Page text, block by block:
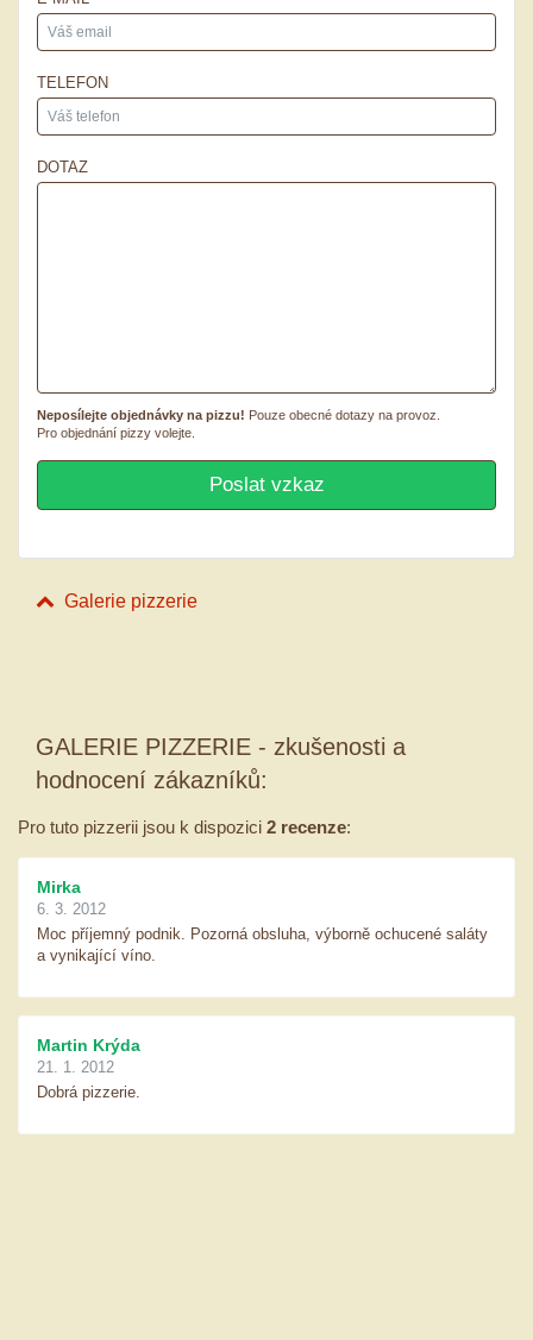
TELEFON
DOTAZ
Neposílejte objednávky na pizzu! Pouze obecné dotazy na provoz.
Pro objednání pizzy volejte.
Galerie pizzerie
GALERIE PIZZERIE - zkušenosti a
hodnocení zákazníků:
Pro tuto pizzerii jsou k dispozici 2 recenze:
Mirka
6. 3. 2012
Moc příjemný podnik. Pozorná obsluha, výborně ochucené saláty
a vynikající víno.
Martin Krýda
21. 1. 2012
Dobrá pizzerie.